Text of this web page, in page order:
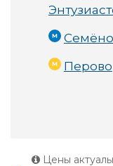
Перово
Цены